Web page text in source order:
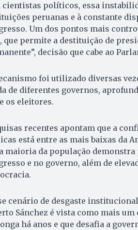
cientistas políticos, essa
peruanas e à constante
Um dos pontos mais
que permite a destituição de
decisão que cabe ao
foi utilizado diversas
de diferentes governos,
os eleitores.
recentes apontam que a
está entre as mais baixas da
maioria da população
e no governo, além de
cenário de desgaste
Sánchez é vista como mais
há anos e que desafia a